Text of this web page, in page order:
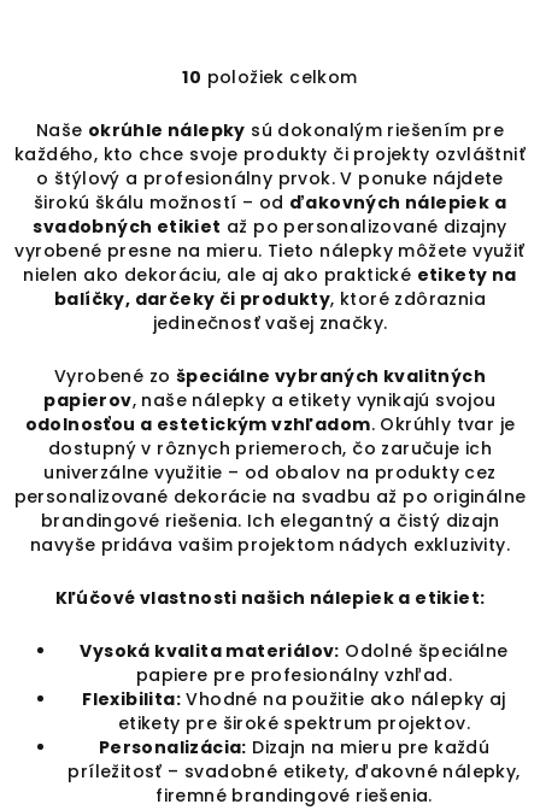
O
v
l
á
d
a
c
i
e
p
r
v
k
y
v
ý
p
i
s
10 položiek celkom
Naše okrúhle nálepky sú dokonalým riešením pre
každého, kto chce svoje produkty či projekty ozvláštniť
o štýlový a profesionálny prvok. V ponuke nájdete
širokú škálu možností – od ďakovných nálepiek a
svadobných etikiet až po personalizované dizajny
vyrobené presne na mieru. Tieto nálepky môžete využiť
nielen ako dekoráciu, ale aj ako praktické etikety na
balíčky, darčeky či produkty, ktoré zdôraznia
jedinečnosť vašej značky.
Vyrobené zo špeciálne vybraných kvalitných
papierov, naše nálepky a etikety vynikajú svojou
odolnosťou a estetickým vzhľadom. Okrúhly tvar je
dostupný v rôznych priemeroch, čo zaručuje ich
univerzálne využitie – od obalov na produkty cez
personalizované dekorácie na svadbu až po originálne
brandingové riešenia. Ich elegantný a čistý dizajn
navyše pridáva vašim projektom nádych exkluzivity.
Kľúčové vlastnosti našich nálepiek a etikiet:
Vysoká kvalita materiálov: Odolné špeciálne
papiere pre profesionálny vzhľad.
Flexibilita: Vhodné na použitie ako nálepky aj
etikety pre široké spektrum projektov.
Personalizácia: Dizajn na mieru pre každú
príležitosť – svadobné etikety, ďakovné nálepky,
firemné brandingové riešenia.